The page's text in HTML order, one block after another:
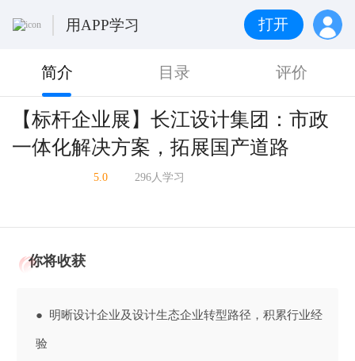
用APP学习 打开
简介 目录 评价
【标杆企业展】长江设计集团：市政
一体化解决方案，拓展国产道路
5.0 296人学习
你将收获
● 明晰设计企业及设计生态企业转型路径，积累行业经
验